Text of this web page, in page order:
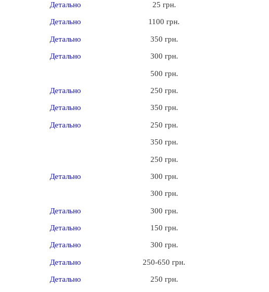
Детально
Детально
Детально
Детально
Детально
Детально
Детально
Детально
Детально
Детально
Детально
Детально
Детально
25 грн.
1100 грн.
350 грн.
300 грн.
500 грн.
250 грн.
350 грн.
250 грн.
350 грн.
250 грн.
300 грн.
300 грн.
300 грн.
150 грн.
300 грн.
250-650 грн.
250 грн.